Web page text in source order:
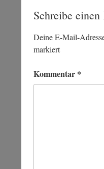
Schreibe
Deine E-Mail-
markiert
Kommentar *